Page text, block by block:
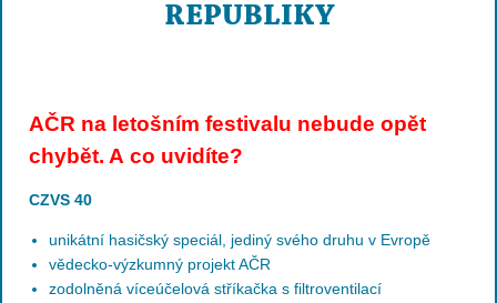
REPUBLIKY
AČR na letošním festivalu nebude opět
chybět. A co uvidíte?
CZVS 40
unikátní hasičský speciál, jediný svého druhu v Evropě
vědecko-výzkumný projekt AČR
zodolněná víceúčelová stříkačka s filtroventilací